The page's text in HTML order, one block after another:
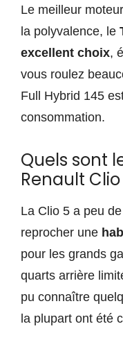
Le meilleur
la polyvalence, le
excellent choix,
vous roulez
Full Hybrid 145
consommation.
Quels sont
Renault Clio
La Clio 5 a peu
reprocher une
pour les grands
quarts arrière
pu connaître
la plupart ont été